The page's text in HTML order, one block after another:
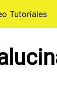
Tutoriales